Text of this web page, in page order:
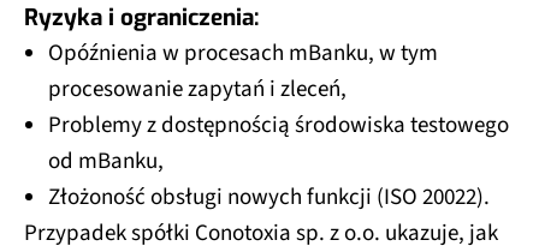
Ryzyka i ograniczenia:
Opóźnienia w procesach mBanku, w tym
procesowanie zapytań i zleceń,
Problemy z dostępnością środowiska testowego
od mBanku,
Złożoność obsługi nowych funkcji (ISO 20022).
Przypadek spółki Conotoxia sp. z o.o. ukazuje, jak